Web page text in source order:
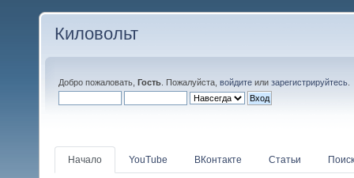
Киловольт
Добро пожаловать, Гость . Пожалуйста, войдите или зарегистрируйтесь
Начало YouTube ВКонтакте Статьи Поиск